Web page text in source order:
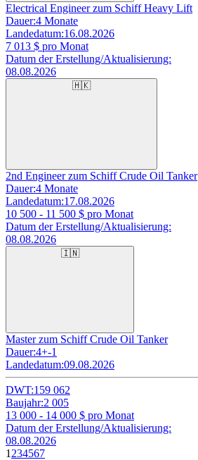
Electrical Engineer zum Schiff Heavy Lift
Dauer:4 Monate
Landedatum:16.08.2026
7 013 $ pro Monat
Datum der Erstellung/Aktualisierung:
08.08.2026
🇭🇰
2nd Engineer zum Schiff Crude Oil Tanker
Dauer:4 Monate
Landedatum:17.08.2026
10 500 - 11 500 $ pro Monat
Datum der Erstellung/Aktualisierung:
08.08.2026
🇮🇳
Master zum Schiff Crude Oil Tanker
Dauer:4+-1
Landedatum:09.08.2026
DWT:159 062
Baujahr:2 005
13 000 - 14 000 $ pro Monat
Datum der Erstellung/Aktualisierung:
08.08.2026
1 234567